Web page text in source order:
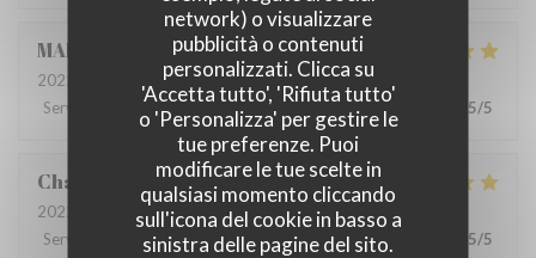
network) o visualizzare
pubblicità o contenuti
personalizzati. Clicca su
'Accetta tutto', 'Rifiuta tutto'
o 'Personalizza' per gestire le
tue preferenze. Puoi
modificare le tue scelte in
qualsiasi momento cliccando
sull'icona del cookie in basso a
sinistra delle pagine del sito.
MARIA
2022-06-20
- 19:00 - Ospiti 8
Servizio
Atmosfera 5/5 Cucina:5/5 Qualità / Prezzo 5/5
Charlotte
2022-06-19
- 21:15 - Ospiti 2
Servizio
Atmosfera : 5/5 Cucina: 5 /5 Qualità / Prezzo 5/5